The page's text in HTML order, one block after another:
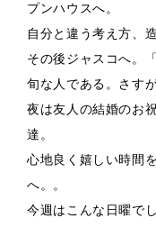
プンハウスへ。
自分と違う考え方、
その後ジャスコへ。
旬な人である。さす
夜は友人の結婚のお
達。
心地良く嬉しい時間
へ。。
今週はこんな日曜で